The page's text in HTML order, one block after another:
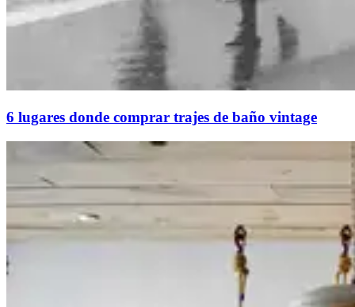
6 lugares donde comprar trajes de baño vintage